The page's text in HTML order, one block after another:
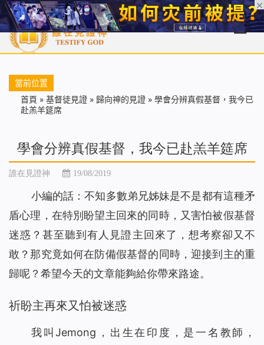
首頁 每日靈糧 天國福音 基督徒見證 信仰解答 聖經
當前位置
首頁 » 基督徒見證 » 歸向神的見證 » 學會分辨真假基督，我今已
赴羔羊筵席
學會分辨真假基督，我今已赴羔羊筵席
誰在見證神 19/08/2019
小編的話：不知多數弟兄姊妹是不是都有這種矛
盾心理，在特別盼望主回來的同時，又害怕被假基督
迷惑？甚至聽到有人見證主回來了，想考察卻又不
敢？那究竟如何在防備假基督的同時，迎接到主的重
歸呢？希望今天的文章能夠給你帶來路途。
祈盼主再來又怕被迷惑
我叫Jemong，出生在印度，是一名教師，